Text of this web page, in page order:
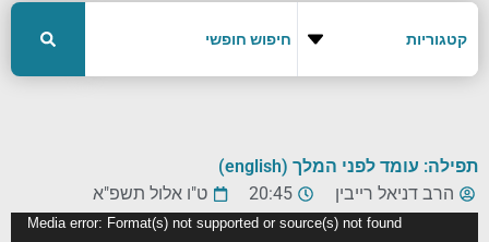
תפילה: עומד לפני המלך (english)
הרב דניאל רייבין
20:45
ט"ו אלול תשפ"א
Media error: Format(s) not supported or source(s) not found